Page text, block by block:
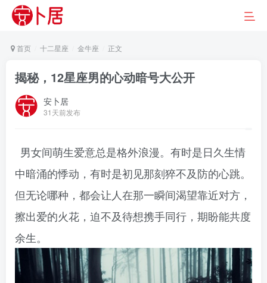
首页 十二星座 金牛座 正文
揭秘，12星座男的心动暗号大公开
安卜居
31天前发布
男女间萌生爱意总是格外浪漫。有时是日久生情
中暗涌的悸动，有时是初见那刻猝不及防的心跳。
但无论哪种，都会让人在那一瞬间渴望靠近对方，
擦出爱的火花，迫不及待想携手同行，期盼能共度
余生。